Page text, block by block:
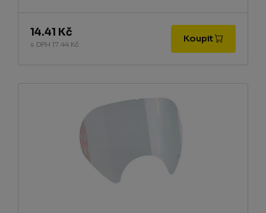
14.41 Kč
s DPH 17.44 Kč
Koupit